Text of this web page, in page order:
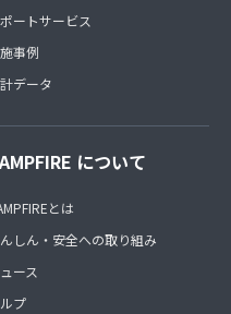
ートサービス
事例
データ
について
とは
しん・安全への取り組み
ース
プ